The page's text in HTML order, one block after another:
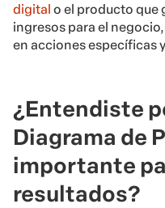
digital o el producto que
ingresos para el
en acciones específicas
¿Entendiste
Diagrama de
importante
resultados?